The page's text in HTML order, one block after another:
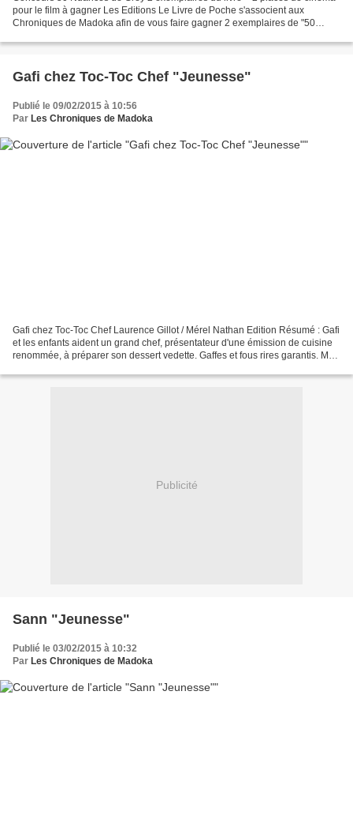
pour le film à gagner Les Editions Le Livre de Poche s'associent aux
Chroniques de Madoka afin de vous faire gagner 2 exemplaires de "50
Gafi chez Toc-Toc Chef "Jeunesse"
Publié le 09/02/2015 à 10:56
Par Les Chroniques de Madoka
Gafi chez Toc-Toc Chef Laurence Gillot / Mérel Nathan Edition Résumé : Gafi
et les enfants aident un grand chef, présentateur d'une émission de cuisine
renommée, à préparer son dessert vedette. Gaffes et fous rires garantis. Mon
Publicité
Sann "Jeunesse"
Publié le 03/02/2015 à 10:32
Par Les Chroniques de Madoka